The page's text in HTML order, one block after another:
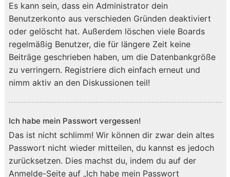
Es kann sein, dass ein Administrator dein
Benutzerkonto aus verschieden Gründen deaktiviert
oder gelöscht hat. Außerdem löschen viele Boards
regelmäßig Benutzer, die für längere Zeit keine
Beiträge geschrieben haben, um die Datenbankgröße
zu verringern. Registriere dich einfach erneut und
nimm aktiv an den Diskussionen teil!
Ich habe mein Passwort vergessen!
Das ist nicht schlimm! Wir können dir zwar dein altes
Passwort nicht wieder mitteilen, du kannst es jedoch
zurücksetzen. Dies machst du, indem du auf der
Anmelde-Seite auf „Ich habe mein Passwort